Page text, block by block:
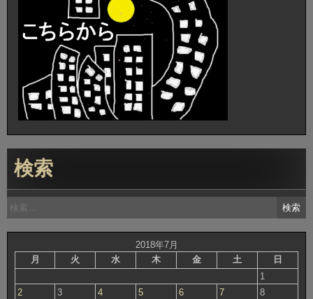
検索
検
索:
2018年7月
月
火 水 木 金 土 日
1
2
3 4 5 6 7
8